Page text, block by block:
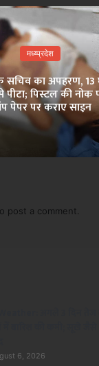
मध्य्प्रदेश
सचिव का अपहरण,
पीटा; पिस्टल की
पेपर पर कराए साइन
post a comment.
×
6, 2026